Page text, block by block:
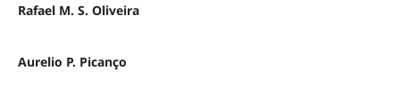
Rafael M. S. Oliveira
Aurelio P. Picanço